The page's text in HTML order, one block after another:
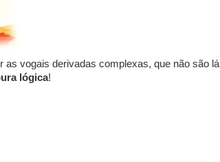
vogais derivadas complexas, que não são lá
lógica!